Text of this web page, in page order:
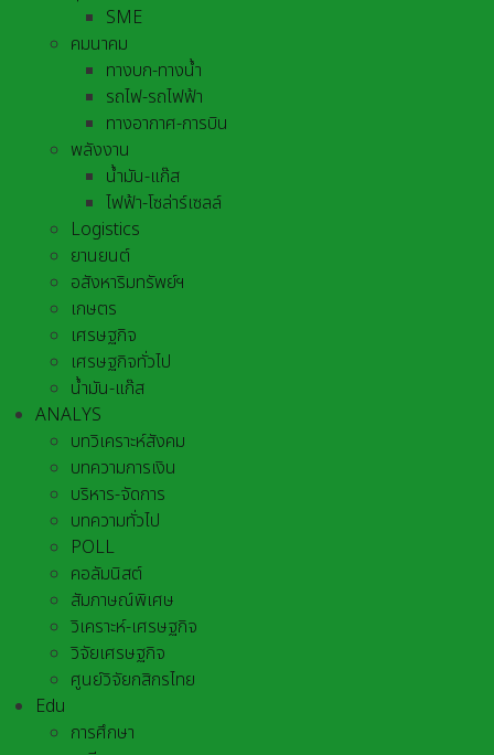
SME
คมนาคม
ทางบก-ทางน้ำ
รถไฟ-รถไฟฟ้า
ทางอากาศ-การบิน
พลังงาน
น้ำมัน-แก๊ส
ไฟฟ้า-โซล่าร์เซลล์
Logistics
ยานยนต์
อสังหาริมทรัพย์ฯ
เกษตร
เศรษฐกิจ
เศรษฐกิจทั่วไป
น้ำมัน-แก๊ส
ANALYS
บทวิเคราะห์สังคม
บทความการเงิน
บริหาร-จัดการ
บทความทั่วไป
POLL
คอลัมนิสต์
สัมภาษณ์พิเศษ
วิเคราะห์-เศรษฐกิจ
วิจัยเศรษฐกิจ
ศูนย์วิจัยกสิกรไทย
Edu
การศึกษา